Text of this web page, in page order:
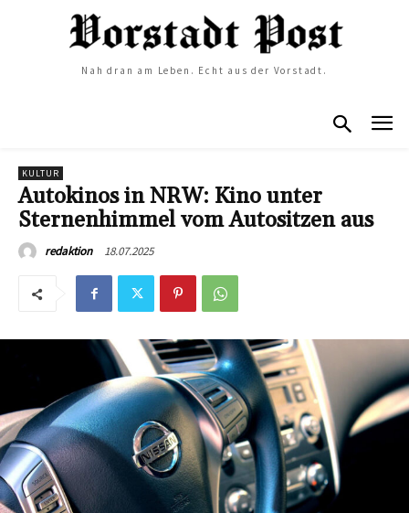
Nah dran am Leben. Echt aus der Vorstadt.
KULTUR
Autokinos in NRW: Kino unter
Sternenhimmel vom Autositzen aus
redaktion 18.07.2025